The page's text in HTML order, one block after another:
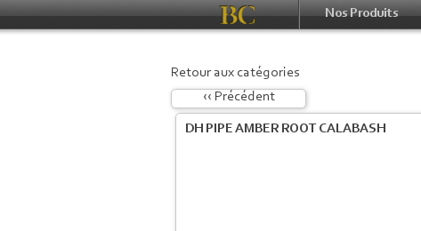
Nos Produits
Retour aux catégories
‹‹ Précédent
DH PIPE AMBER ROOT CALABASH